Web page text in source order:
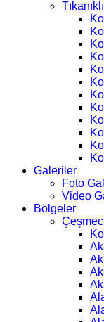
Galeriler
Foto
Video
Bölgeler